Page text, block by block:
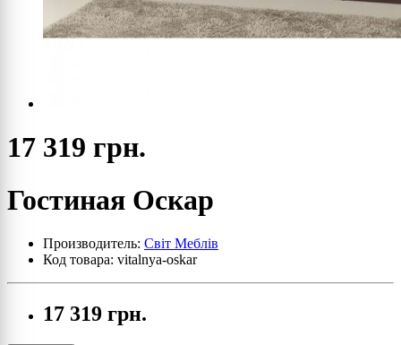
17 319 грн.
Гостиная Оскар
Производитель: Світ Меблів
Код товара: vitalnya-oskar
17 319 грн.